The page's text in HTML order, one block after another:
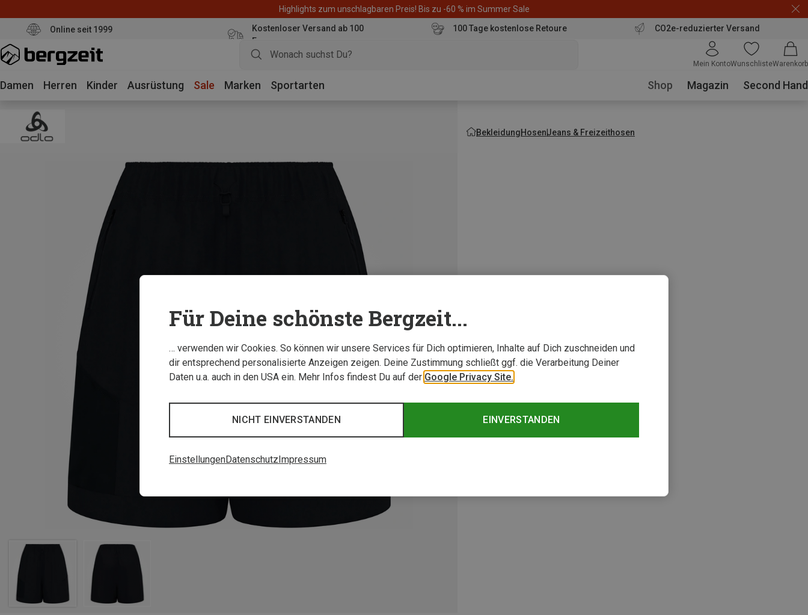
Highlights zum unschlagbaren Preis! Bis zu -60 % im Summer Sale
Online seit 1999
Kostenloser Versand ab 100
Euro
100 Tage kostenlose Retoure CO2e-reduzierter Versand
Mein KontoWunschlisteWarenkorb
Damen Herren Kinder Ausrüstung Sale Marken Sportarten Shop Magazin Second Hand
BekleidungHosenJeans & Freizeithosen
Für Deine schönste Bergzeit...
… verwenden wir Cookies. So können wir unsere Services für Dich optimieren, Inhalte auf Dich zuschneiden und
dir entsprechend personalisierte Anzeigen zeigen. Deine Zustimmung schließt ggf. die Verarbeitung Deiner
Daten u.a. auch in den USA ein. Mehr Infos findest Du auf der Google Privacy Site.
EINVERSTANDEN
NICHT EINVERSTANDEN
EinstellungenDatenschutz Impressum